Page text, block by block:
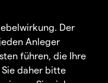
Der
Anleger
führen, die Ihre
daher bitte